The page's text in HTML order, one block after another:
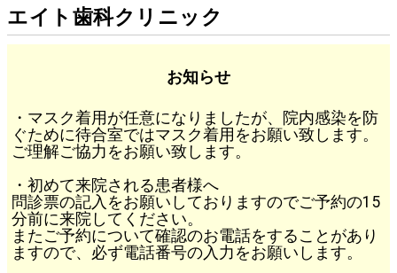
エイト歯科クリニック
お知らせ
・マスク着用が任意になりましたが、院内感染を防
ぐために待合室ではマスク着用をお願い致します。
ご理解ご協力をお願い致します。
・初めて来院される患者様へ
問診票の記入をお願いしておりますのでご予約の15
分前に来院してください。
またご予約について確認のお電話をすることがあり
ますので、必ず電話番号の入力をお願いします。